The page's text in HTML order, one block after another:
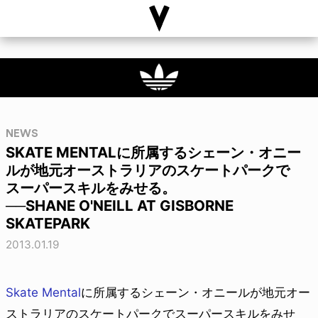
NEWS
SKATE MENTALに所属するシェーン・オニー
ルが地元オーストラリアのスケートパークで
スーパースキルをみせる。
──SHANE O'NEILL AT GISBORNE
SKATEPARK
2013.01.19
Skate Mentalに所属するシェーン・オニールが地元オー
ストラリアのスケートパークでスーパースキルをみせ